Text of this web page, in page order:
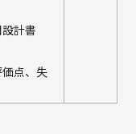
設計書
点、失